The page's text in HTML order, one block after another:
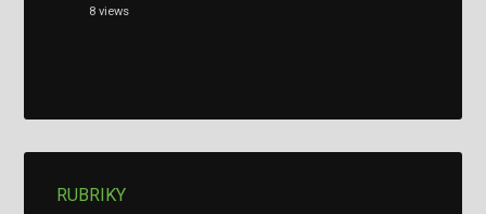
8 views
RUBRIKY